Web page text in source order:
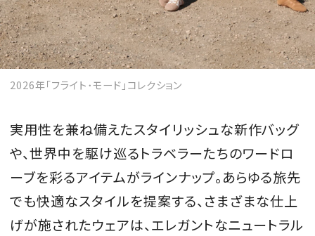
2026年9月号
2026-07-23発売
最新号を試し読み
2026年｢フライト･モード｣コレクション
実用性を兼ね備えたスタイリッシュな新作バッグ
や、世界中を駆け巡るトラベラーたちのワードロ
ーブを彩るアイテムがラインナップ。あらゆる旅先
でも快適なスタイルを提案する、さまざまな仕上
げが施されたウェアは、エレガントなニュートラル